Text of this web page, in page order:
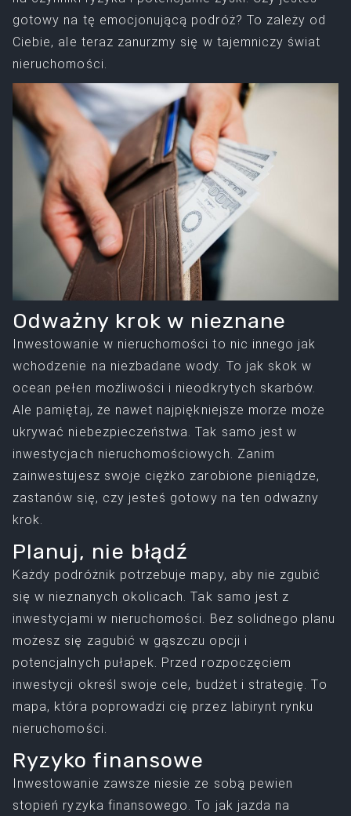
gotowy na tę emocjonującą podróż? To zależy od
Ciebie, ale teraz zanurzmy się w tajemniczy świat
nieruchomości.
Odważny krok w nieznane
Inwestowanie w nieruchomości to nic innego jak
wchodzenie na niezbadane wody. To jak skok w
ocean pełen możliwości i nieodkrytych skarbów.
Ale pamiętaj, że nawet najpiękniejsze morze może
ukrywać niebezpieczeństwa. Tak samo jest w
inwestycjach nieruchomościowych. Zanim
zainwestujesz swoje ciężko zarobione pieniądze,
zastanów się, czy jesteś gotowy na ten odważny
krok.
Planuj, nie błądź
Każdy podróżnik potrzebuje mapy, aby nie zgubić
się w nieznanych okolicach. Tak samo jest z
inwestycjami w nieruchomości. Bez solidnego planu
możesz się zagubić w gąszczu opcji i
potencjalnych pułapek. Przed rozpoczęciem
inwestycji określ swoje cele, budżet i strategię. To
mapa, która poprowadzi cię przez labirynt rynku
nieruchomości.
Ryzyko finansowe
Inwestowanie zawsze niesie ze sobą pewien
stopień ryzyka finansowego. To jak jazda na